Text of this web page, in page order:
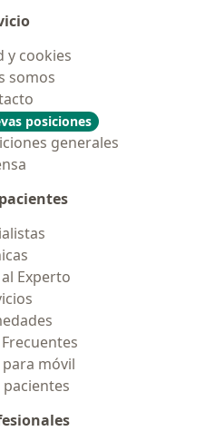
y cookies
somos
posiciones
generales
Experto
móvil